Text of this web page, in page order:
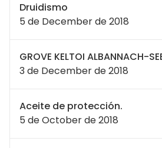
Druidismo
5 de December de 2018
GROVE KELTOI ALBANNACH-
3 de December de 2018
Aceite de protección.
5 de October de 2018